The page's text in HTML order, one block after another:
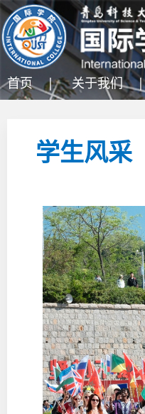
首页 | 关于我们 |
学生风采